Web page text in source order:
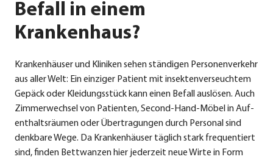
Befall in einem
Krankenhaus?
Kran­ken­häu­ser und Kli­ni­ken sehen stän­di­gen Per­so­nen­ver­kehr
aus aller Welt: Ein ein­zi­ger Pati­ent mit insek­ten­ver­seuch­tem
Gepäck oder Klei­dungs­stück kann einen Befall aus­lö­sen. Auch
Zim­mer­wech­sel von Pati­en­ten, Second-Hand-Möbel in Auf­
ent­halts­räu­men oder Über­tra­gun­gen durch Per­so­nal sind
denk­ba­re Wege. Da Kran­ken­häu­ser täg­lich stark fre­quen­tiert
sind, fin­den Bett­wan­zen hier jeder­zeit neue Wir­te in Form